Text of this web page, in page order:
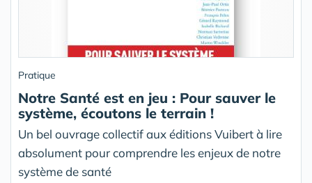
Pratique
Notre Santé est en jeu : Pour sauver le
système, écoutons le terrain !
Un bel ouvrage collectif aux éditions Vuibert à lire
absolument pour comprendre les enjeux de notre
système de santé